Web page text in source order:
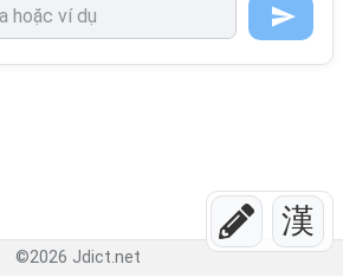
漢
©2026 Jdict.net